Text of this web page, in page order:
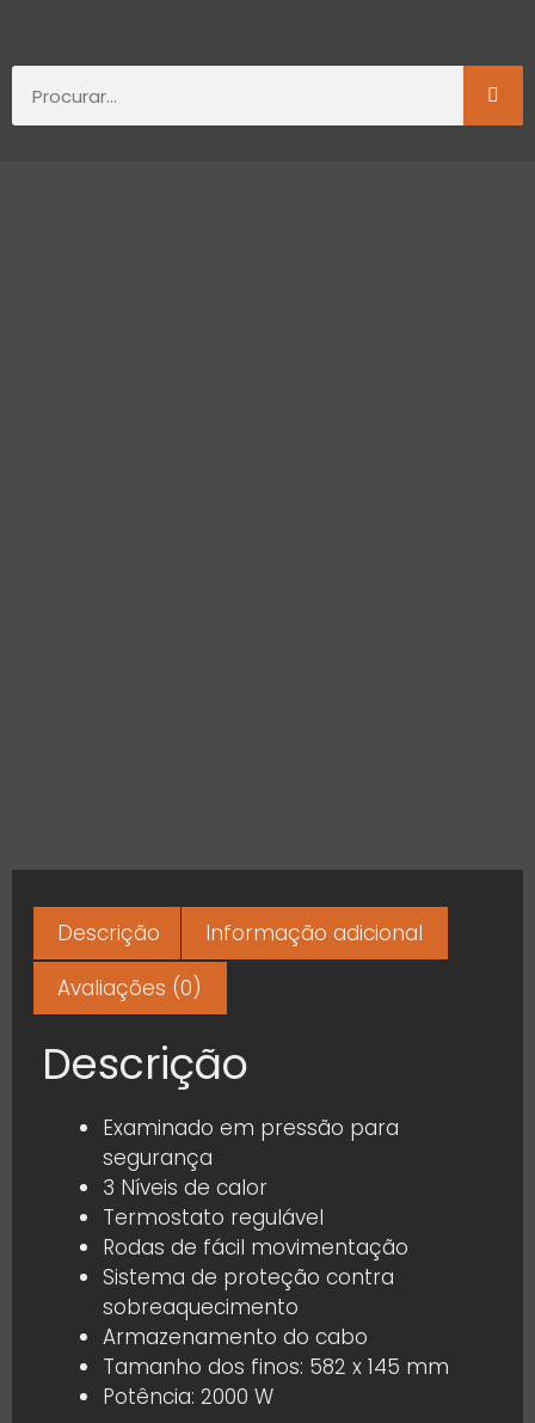
Descrição
Informação adicional
Avaliações (0)
Descrição
Examinado em pressão para
segurança
3 Níveis de calor
Termostato regulável
Rodas de fácil movimentação
Sistema de proteção contra
sobreaquecimento
Armazenamento do cabo
Tamanho dos finos: 582 x 145 mm
Potência: 2000 W